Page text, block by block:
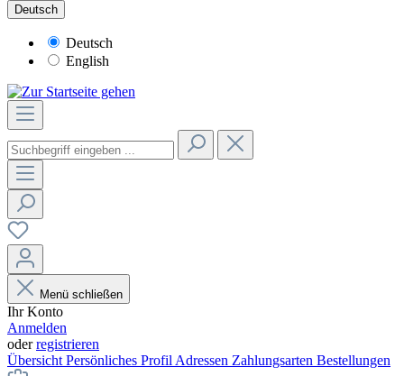
Deutsch
Deutsch
English
Menü schließen
Ihr Konto
Anmelden
oderregistrieren
Übersicht Persönliches Profil Adressen Zahlungsarten Bestellungen